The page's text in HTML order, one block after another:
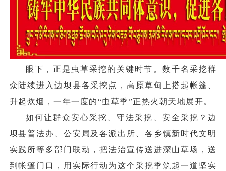
眼下，正是虫草采挖的关键时节。数千名采挖群
众陆续进入边坝县各采挖点，高原草甸上搭起帐篷、
升起炊烟，一年一度的“虫草季”正热火朝天地展开。
如何让群众安心采挖、守法采挖、安全采挖？边
坝县普法办、公安局及各派出所、各乡镇新时代文明
实践所等多部门联动，把法治宣传送进深山草场，送
到帐篷门口，用实际行动为这个采挖季筑起一道坚实